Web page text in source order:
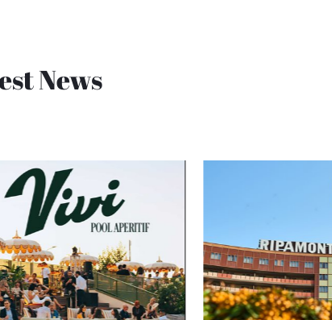
News